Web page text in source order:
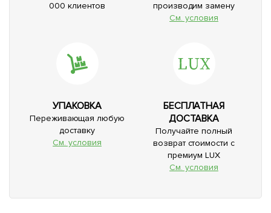
000 клиентов
производим замену
См. условия
УПАКОВКА
Переживающая любую
доставку
См. условия
БЕСПЛАТНАЯ
ДОСТАВКА
Получайте полный
возврат стоимости с
премиум LUX
См. условия